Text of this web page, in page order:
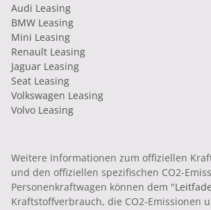
Audi Leasing
BMW Leasing
Mini Leasing
Renault Leasing
Jaguar Leasing
Seat Leasing
Volkswagen Leasing
Volvo Leasing
Weitere Informationen zum offiziellen
und den offiziellen spezifischen CO2-
Personenkraftwagen können dem "
Kraftstoffverbrauch, die CO2-Emissionen